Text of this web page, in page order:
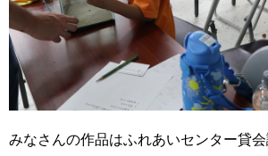
みなさんの作品はふれあいセンター貸